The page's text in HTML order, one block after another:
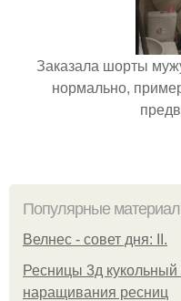
Заказала шорты
нормально,
Популярные
Велнес - совет дня: II.
Ресницы 3д
наращивания ресниц